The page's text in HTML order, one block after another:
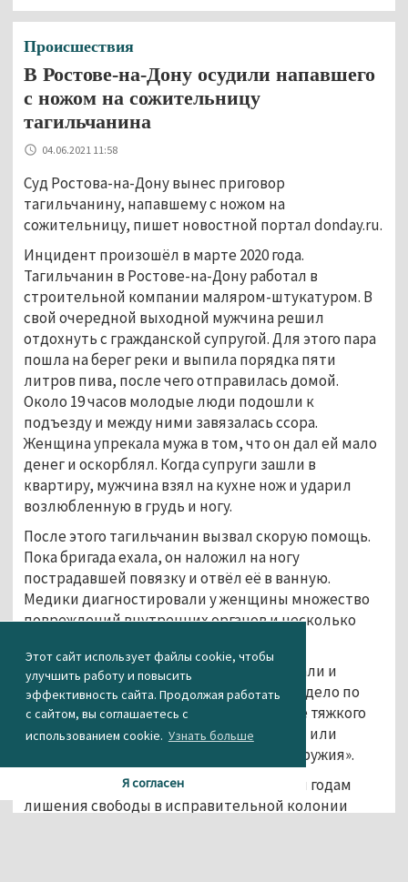
Этот сайт использует файлы cookie, чтобы
улучшить работу и повысить
эффективность сайта. Продолжая работать
с сайтом, вы соглашаетесь с
использованием cookie. Узнать больше
Я согласен
Происшествия
В Ростове-на-Дону осудили напавшего
с ножом на сожительницу
тагильчанина
04.06.2021 11:58
Суд Ростова-на-Дону вынес приговор
тагильчанину, напавшему с ножом на
сожительницу, пишет новостной портал donday.ru.
Инцидент произошёл в марте 2020 года.
Тагильчанин в Ростове-на-Дону работал в
строительной компании маляром-штукатуром. В
свой очередной выходной мужчина решил
отдохнуть с гражданской супругой. Для этого пара
пошла на берег реки и выпила порядка пяти
литров пива, после чего отправилась домой.
Около 19 часов молодые люди подошли к
подъезду и между ними завязалась ссора.
Женщина упрекала мужа в том, что он дал ей мало
денег и оскорблял. Когда супруги зашли в
квартиру, мужчина взял на кухне нож и ударил
возлюбленную в грудь и ногу.
После этого тагильчанин вызвал скорую помощь.
Пока бригада ехала, он наложил на ногу
пострадавшей повязку и отвёл её в ванную.
Медики диагностировали у женщины множество
повреждений внутренних органов и несколько
Через несколько дней мужчину задержали и
возбудили в отношении него уголовное дело по
статье УК РФ «Умышленное причинение тяжкого
вреда здоровью с применением оружия или
предметов, используемых в качестве оружия».
Суд приговорил обвиняемого к четырём годам
лишения свободы в исправительной колонии